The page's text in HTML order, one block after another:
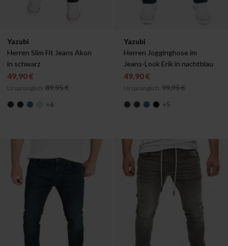
Verfügbar in:
W29/L30
W29/L32 W29/L34 W30/L32 W30/L34
Yazubi
Herren Slim Fit Jeans Akon
in schwarz
49,90 €
Ursprünglich: 89,95 €
+6
Verfügbar in:
W29/L30
W29/L32 W29/L34
Yazubi
Herren Jogginghose im
Jeans-Look Erik in nachtblau
49,90 €
Ursprünglich: 99,95 €
+5